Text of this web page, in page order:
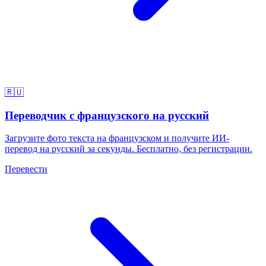
🇷🇺
Переводчик с французского на русский
Загрузите фото текста на французском и получите ИИ-
перевод на русский за секунды. Бесплатно, без регистрации.
Перевести